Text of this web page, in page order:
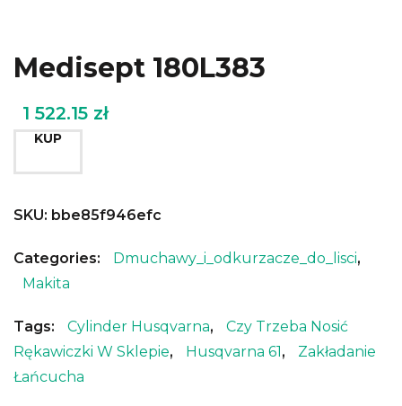
Medisept 180L383
1 522.15 zł
KUP
SKU: bbe85f946efc
Categories: Dmuchawy_i_odkurzacze_do_lisci,
Makita
Tags: Cylinder Husqvarna,
Czy Trzeba Nosić
Rękawiczki W Sklepie, Husqvarna 61,
Zakładanie
Łańcucha